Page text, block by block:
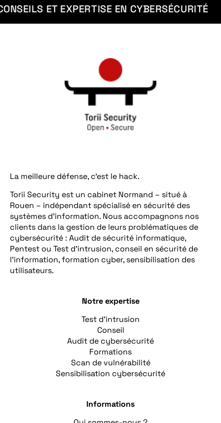
ET EXPERTISE EN CYBERSÉCURITÉ
La meilleure défense, c’est le hack.
Torii Security est un cabinet Normand – situé à
Rouen – indépendant spécialisé en sécurité des
systèmes d’information. Nous accompagnons nos
clients dans la gestion de leurs problématiques de
cybersécurité : Audit de sécurité informatique,
Pentest ou Test d’intrusion, conseil en sécurité de
l’information, formation cyber, sensibilisation des
utilisateurs.
Notre expertise
Test d’intrusion
Conseil
Audit de cybersécurité
Formations
Scan de vulnérabilité
Sensibilisation cybersécurité
Informations